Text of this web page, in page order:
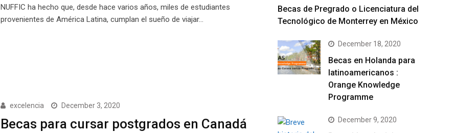
NUFFIC ha hecho que, desde hace varios años, miles de estudiantes
provenientes de América Latina, cumplan el sueño de viajar…
excelencia December 3, 2020
Becas para cursar postgrados en Canadá
Becas de Pregrado o Licenciatura del
Tecnológico de Monterrey en México
December 18, 2020
Becas en Holanda para
latinoamericanos :
Orange Knowledge
Programme
December 9, 2020